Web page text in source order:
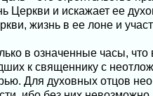
Церкви и искажает ее
жизнь в ее лоне и
в означенные часы, что
к священнику с
Для духовных отцов